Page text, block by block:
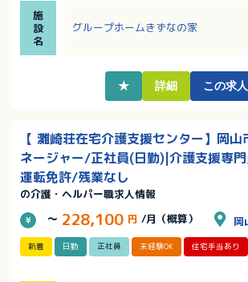
施
設
名
グループホームきずなの家
★ 詳細 この求
【 灘崎荘在宅介護支援センター】岡
ネージャー/正社員(日勤)|介護支援専
運転免許/残業なし
の介護・ヘルパー職求人情報
～ 228,100 円 /月（概算） 岡
新着 日勤 正社員 未経験OK 住宅手当あり